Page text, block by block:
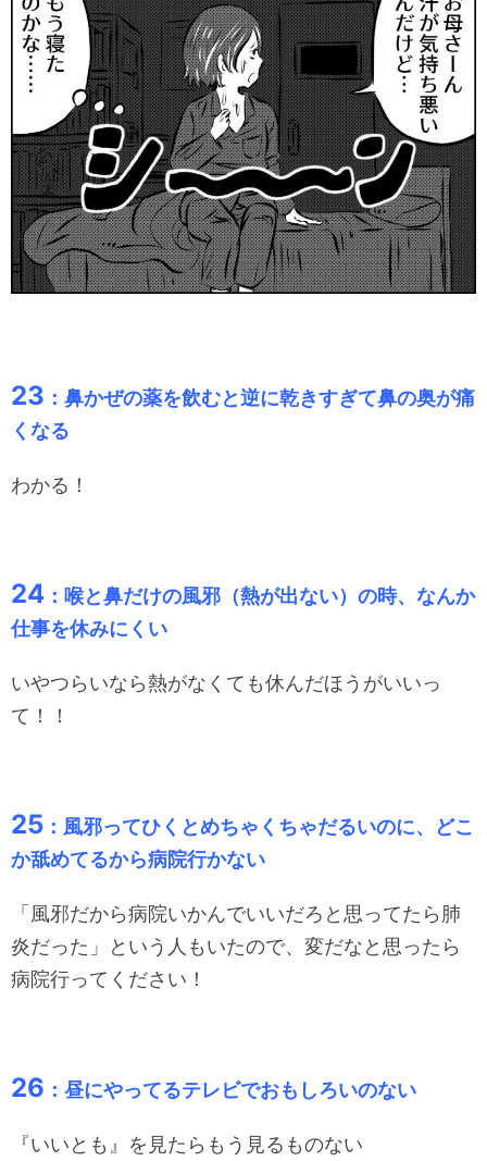
23 ：鼻かぜの薬を飲むと逆に乾きすぎて鼻の奥が痛
くなる
わかる！
24 ：喉と鼻だけの風邪（熱が出ない）の時、なんか
仕事を休みにくい
いやつらいなら熱がなくても休んだほうがいいっ
て！！
25 ：風邪ってひくとめちゃくちゃだるいのに、どこ
か舐めてるから病院行かない
「風邪だから病院いかんでいいだろと思ってたら肺
炎だった」という人もいたので、変だなと思ったら
病院行ってください！
26 ：昼にやってるテレビでおもしろいのない
『いいとも』を見たらもう見るものない